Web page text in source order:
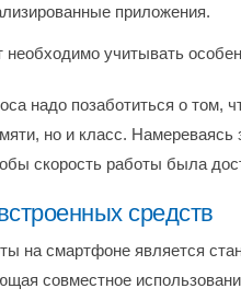
приложения.
необходимо учитывать
надо позаботиться о том,
но и класс. Намереваясь
скорость работы была
средств
на смартфоне является
совместное